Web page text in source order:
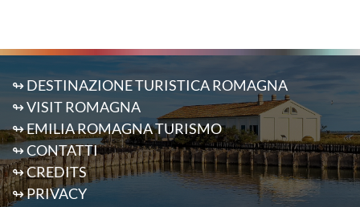
↬ DESTINAZIONE TURISTICA ROMAGNA
↬ VISIT ROMAGNA
↬ EMILIA ROMAGNA TURISMO
↬ CONTATTI
↬ CREDITS
↬ PRIVACY